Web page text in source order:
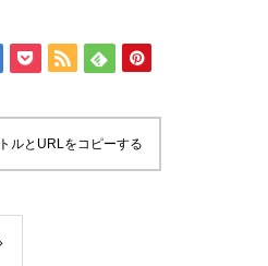
ルとURLをコピーする